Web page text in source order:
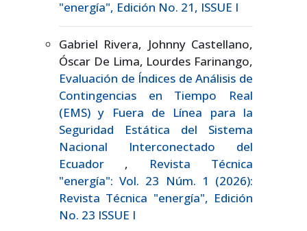
"energía", Edición No. 21, ISSUE I
Gabriel Rivera, Johnny Castellano,
Óscar De Lima, Lourdes Farinango,
Evaluación de Índices de Análisis de
Contingencias en Tiempo Real
(EMS) y Fuera de Línea para la
Seguridad Estática del Sistema
Nacional Interconectado del
Ecuador ,
Revista Técnica
"energía": Vol. 23 Núm. 1 (2026):
Revista Técnica "energía", Edición
No. 23 ISSUE I